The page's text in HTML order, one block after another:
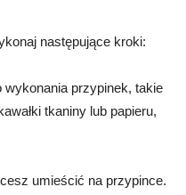
następujące kroki:
wykonania przypinek, takie
tkaniny lub papieru,
umieścić na przypince.